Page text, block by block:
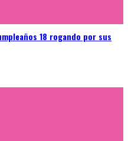
18 rogando por sus